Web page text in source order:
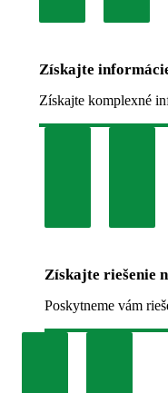
Získajte
Získajte komplexné
Získajte riešenie
Poskytneme vám